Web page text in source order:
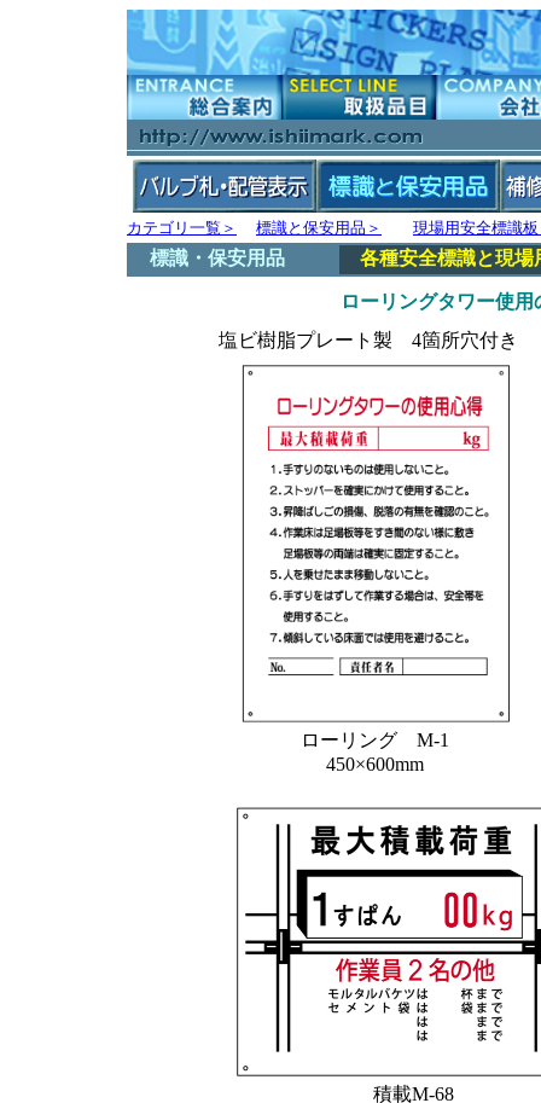
カテゴリ一覧＞ 標識と保安用品＞ 現場用安全標識
標識・保安用品 各種安全標識と現場
ローリングタワー使
塩ビ樹脂プレート製 4箇所穴付き
ローリング M-1
450×600mm
積載M-68